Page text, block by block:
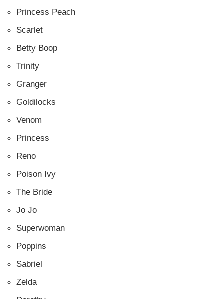
Princess Peach
Scarlet
Betty Boop
Trinity
Granger
Goldilocks
Venom
Princess
Reno
Poison Ivy
The Bride
Jo Jo
Superwoman
Poppins
Sabriel
Zelda